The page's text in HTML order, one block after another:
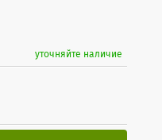
уточняйте наличие